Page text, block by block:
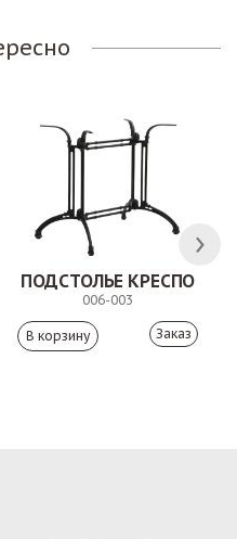
ПОДСТОЛЬЕ КРЕСПО
006-003
Заказ